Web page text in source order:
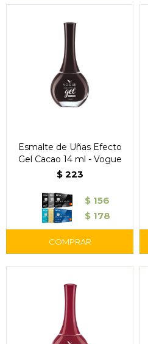
Esmalte de Uñas Efecto
Gel Cacao 14 ml - Vogue
$ 223
$ 156
$ 178